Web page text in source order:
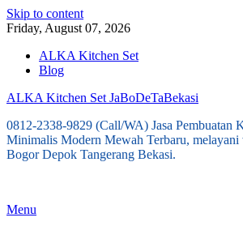
Skip to content
Friday, August 07, 2026
ALKA Kitchen Set
Blog
ALKA Kitchen Set JaBoDeTaBekasi
0812-2338-9829 (Call/WA) Jasa Pembuatan
Minimalis Modern Mewah Terbaru, melayani
Bogor Depok Tangerang Bekasi.
Menu